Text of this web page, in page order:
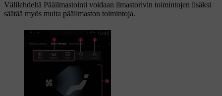
Välilehdeltä Pääilmastointi voidaan ilmastorivin toimintojen lisäksi
säätää myös muita pääilmaston toimintoja.